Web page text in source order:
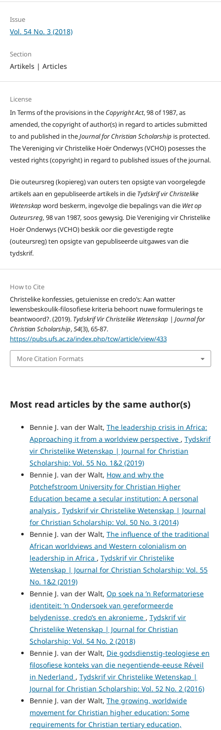
Issue
Vol. 54 No. 3 (2018)
Section
Artikels | Articles
License
In Terms of the provisions in the Copyright Act, 98 of 1987, as
amended, the copyright of author(s) in regard to articles submitted
to and published in theJournal for Christian Scholarship is protected.
The Vereniging vir Christelike Hoër Onderwys (VCHO) posesses the
vested rights (copyright) in regard to published issues of the journal.
Die outeursreg (kopiereg) van outers ten opsigte van voorgelegde
artikels aan en gepubliseerde artikels in die Tydskrif vir Christelike
Wetenskap word beskerm, ingevolge die bepalings van dieWet op
Outeursreg, 98 van 1987, soos gewysig. Die Vereniging vir Christelike
Hoër Onderwys (VCHO) beskik oor die gevestigde regte
(outeursreg) ten opsigte van gepubliseerde uitgawes van die
tydskrif.
How to Cite
Christelike konfessies, getuienisse en credo’s: Aan watter
lewensbeskoulik-filosofiese kriteria behoort nuwe formulerings te
beantwoord?. (2019). Tydskrif Vir Christelike Wetenskap | Journal for
Christian Scholarship,54(3), 65-87.
https://pubs.ufs.ac.za/index.php/tcw/article/view/433
More Citation Formats
Most read articles by the same author(s)
Bennie J. van der Walt, The leadership crisis in Africa:
Approaching it from a worldview perspective , Tydskrif
vir Christelike Wetenskap | Journal for Christian
Scholarship: Vol. 55 No. 1&2 (2019)
Bennie J. van der Walt, How and why the
Potchefstroom University for Christian Higher
Education became a secular institution: A personal
analysis , Tydskrif vir Christelike Wetenskap | Journal
for Christian Scholarship: Vol. 50 No. 3 (2014)
Bennie J. van der Walt, The influence of the traditional
African worldviews and Western colonialism on
leadership in Africa , Tydskrif vir Christelike
Wetenskap | Journal for Christian Scholarship: Vol. 55
No. 1&2 (2019)
Bennie J. van der Walt, Op soek na ’n Reformatoriese
identiteit: ’n Ondersoek van gereformeerde
belydenisse, credo’s en akronieme , Tydskrif vir
Christelike Wetenskap | Journal for Christian
Scholarship: Vol. 54 No. 2 (2018)
Bennie J. van der Walt, Die godsdienstig-teologiese en
filosofiese konteks van die negentiende-eeuse Réveil
in Nederland , Tydskrif vir Christelike Wetenskap |
Journal for Christian Scholarship: Vol. 52 No. 2 (2016)
Bennie J. van der Walt, The growing, worldwide
movement for Christian higher education: Some
requirements for Christian tertiary education,